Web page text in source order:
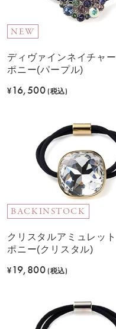
NEW
ディヴァインネイチャー
ポニー(パープル)
¥ 16,500(税込)
BACKINSTOCK
クリスタルアミュレット
ポニー(クリスタル)
¥ 19,800(税込)